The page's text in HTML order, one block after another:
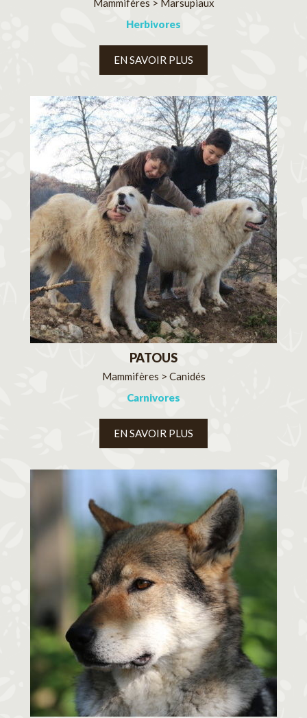
Mammifères > Marsupiaux
Herbivores
EN SAVOIR PLUS
PATOUS
Mammifères > Canidés
Carnivores
EN SAVOIR PLUS